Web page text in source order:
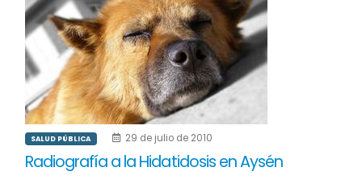
SALUD PÚBLICA 29 de julio de 2010
Radiografía a la Hidatidosis en Aysén